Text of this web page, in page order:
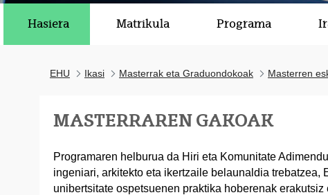
Hasiera Matrikula Programa
EHU Ikasi Masterrak eta Graduondokoak Masterren
MASTERRAREN GAKOAK
Programaren helburua da Hiri eta Komunitate
ingeniari, arkitekto eta ikertzaile belaunaldia trebatzea,
unibertsitate ospetsuenen praktika hoberenak erakutsiz